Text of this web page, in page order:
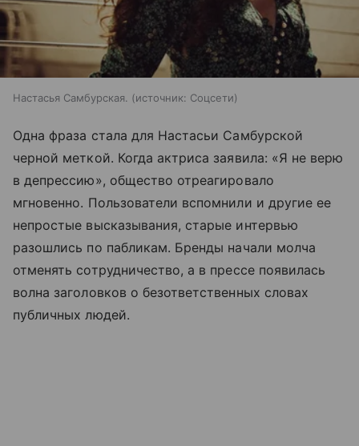
Настасья Самбурская. источник: Соцсети
Одна фраза стала для Настасьи Самбурской
черной меткой. Когда актриса заявила: «Я не верю
в депрессию», общество отреагировало
мгновенно. Пользователи вспомнили и другие ее
непростые высказывания, старые интервью
разошлись по пабликам. Бренды начали молча
отменять сотрудничество, а в прессе появилась
волна заголовков о безответственных словах
публичных людей.